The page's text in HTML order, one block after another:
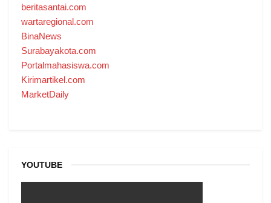
beritasantai.com
wartaregional.com
BinaNews
Surabayakota.com
Portalmahasiswa.com
Kirimartikel.com
MarketDaily
YOUTUBE